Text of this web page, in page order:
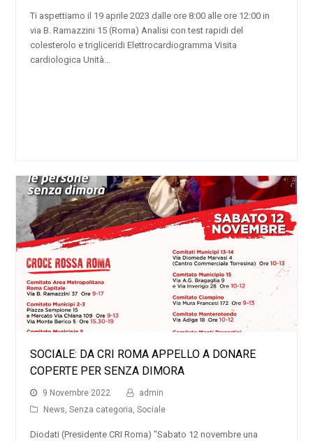
Ti aspettiamo il 19 aprile 2023 dalle ore 8:00 alle ore 12:00 in
via B. Ramazzini 15 (Roma) Analisi con test rapidi del
colesterolo e trigliceridi Elettrocardiogramma Visita
cardiologica Unità…
SOCIALE: DA CRI ROMA APPELLO A DONARE
COPERTE PER SENZA DIMORA
9 Novembre 2022
admin
News, Senza categoria, Sociale
Diodati (Presidente CRI Roma) "Sabato 12 novembre una